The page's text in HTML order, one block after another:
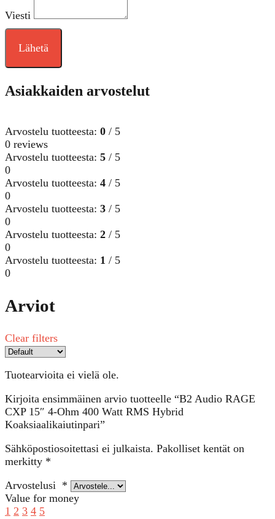
Viesti
Lähetä
Asiakkaiden arvostelut
Arvostelu tuotteesta: 0 / 5
0 reviews
Arvostelu tuotteesta: 5 / 5
0
Arvostelu tuotteesta: 4 / 5
0
Arvostelu tuotteesta: 3 / 5
0
Arvostelu tuotteesta: 2 / 5
0
Arvostelu tuotteesta: 1 / 5
0
Arviot
Clear filters
Tuotearvioita ei vielä ole.
Kirjoita ensimmäinen arvio tuotteelle “B2 Audio RAGE
CXP 15″ 4-Ohm 400 Watt RMS Hybrid
Koaksiaalikaiutinpari”
Sähköpostiosoitettasi ei julkaista. Pakolliset kentät on
merkitty *
Arvostelusi *
Value for money
1 2 3 4 5